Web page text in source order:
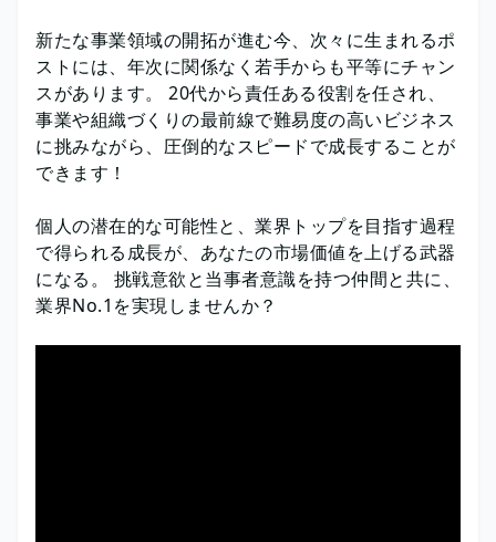
新たな事業領域の開拓が進む今、次々に生まれるポ
ストには、年次に関係なく若手からも平等にチャン
スがあります。 20代から責任ある役割を任され、
事業や組織づくりの最前線で難易度の高いビジネス
に挑みながら、圧倒的なスピードで成長することが
できます！
個人の潜在的な可能性と、業界トップを目指す過程
で得られる成長が、あなたの市場価値を上げる武器
になる。 挑戦意欲と当事者意識を持つ仲間と共に、
業界No.1を実現しませんか？